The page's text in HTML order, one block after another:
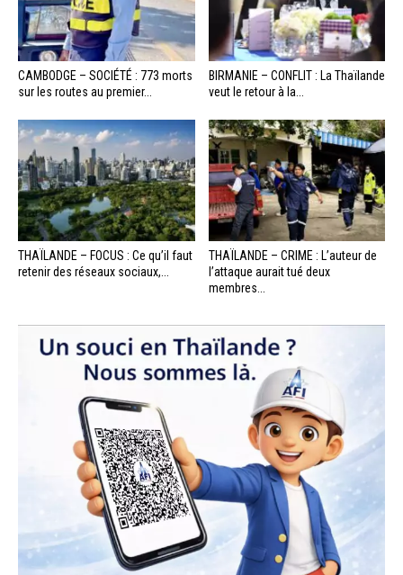
CAMBODGE – SOCIÉTÉ : 773 morts
sur les routes au premier...
BIRMANIE – CONFLIT : La Thaïlande
veut le retour à la...
THAÏLANDE – FOCUS : Ce qu’il faut
retenir des réseaux sociaux,...
THAÏLANDE – CRIME : L’auteur de
l’attaque aurait tué deux
membres...